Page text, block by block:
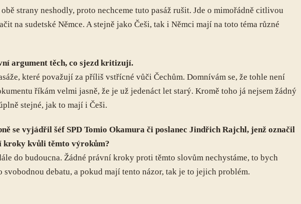
strany neshodly, proto nechceme tuto pasáž rušit. Jde o mimořádně citlivou
na sudetské Němce. A stejně jako Češi, tak i Němci mají na toto téma různé
argument těch, co sjezd kritizují.
které považují za příliš vstřícné vůči Čechům. Domnívám se, že tohle není
říkám velmi jasně, že je už jedenáct let starý. Kromě toho já nejsem žádný
stejné, jak to mají i Češi.
se vyjádřil šéf SPD Tomio Okamura či poslanec Jindřich Rajchl, jenž označil
kroky kvůli těmto výrokům?
do budoucna. Žádné právní kroky proti těmto slovům nechystáme, to bych
debatu, a pokud mají tento názor, tak je to jejich problém.